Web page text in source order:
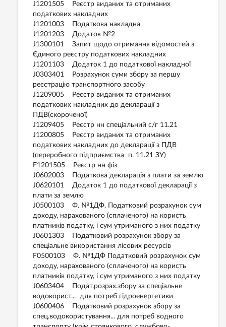
J1201505 Реєстр виданих та отриманих
податкових накладних
J1201003 Податкова накладна
J1201203 Додаток №2
J1300101 Запит щодо отримання відомостей з
Єдиного реєстру податкових накладних
J1201103 Додаток 1 до податкової накладної
J0303401 Розрахунок суми збору за першу
реєстрацію транспортного засобу
J1209005 Реєстр виданих та отриманих
податкових накладних до декларації з
ПДВ(скороченої)
J1209405 Реєстр нн спеціальний с/г 11.21
J1200805 Реєстр виданих та отриманих
податкових накладних до декларації з ПДВ
(переробного підприємства п. 11.21 ЗУ)
F1201505 Реєстр нн фіз
J0602003 Податкова декларація з плати за землю
J0620101 Додаток 1 до податкової декларації з
плати за землю
J0500103 Ф. №1ДФ. Податковий розрахунок сум
доходу, нарахованого (сплаченого) на користь
платників податку, і сум утриманого з них податку
J0601303 Податковий розрахунок збору за
спеціальне використання лісових ресурсів
F0500103 Ф. №1ДФ Податковий розрахунок сум
доходу, нарахованого (сплаченого) на користь
платників податку, і сум утриманого з них податку
J0603404 Подат.розрах.збору за спеціальне
водокорист... для потреб гідроенергетики
J0600406 Податковий розрахунок збору за
спец.водокористування... для потреб водного